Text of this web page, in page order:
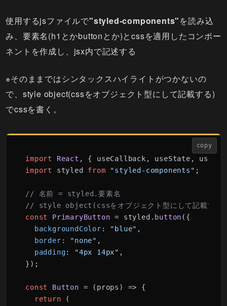
使用するjsファイルで"styled-components"を読み込
み、要素名(h1とかbuttonとか)とcssを適用したコンポー
ネントを作成し、jsx内で記述する
※そのままではシンタックスハイライトがつかないの
で、style object(cssをオブジェクト型にして記載する)
でcssを書く。
copy
import React , { useCallback, useState,
import
styled from "styled-components" ;
// 名前 = styled.要素名
// style object(cssをオブジェクト型にして記載する)
const
PrimaryButton = styled. button ({
backgroundColor : "blue" ,
border : "none" ,
padding: "4px 14px" ,
});
const Button = ( props ) => {
return (